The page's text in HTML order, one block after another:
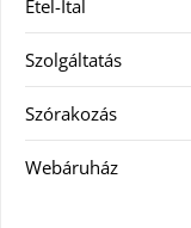
Étel-Ital
Szolgáltatás
Szórakozás
Webáruház